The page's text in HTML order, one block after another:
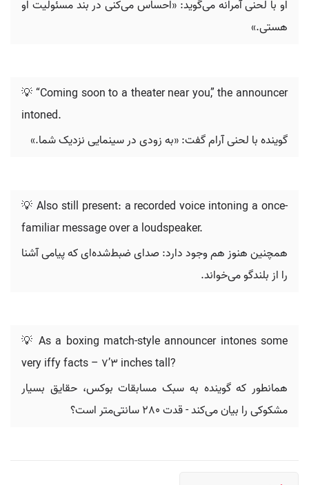
او با لحنی آمرانه می‌گوید: «احساس می‌کنی در بند مسئولیت او
هستی.»
💡 “Coming soon to a theater near you,” the announcer
intoned.
گوینده با لحنی آرام گفت: «به زودی در سینمایی نزدیک شما.»
💡 Also still present: a recorded voice intoning a once-
familiar message over a loudspeaker.
همچنین هنوز هم وجود دارد: صدای ضبط‌شده‌ای که پیامی آشنا
را از بلندگو می‌خواند.
💡 As a boxing match-style announcer intones some
very iffy facts – 7’3 inches tall?
همانطور که گوینده به سبک مسابقات بوکس، حقایق بسیار
مشکوکی را بیان می‌کند - قدت 280 سانتی‌متر است؟